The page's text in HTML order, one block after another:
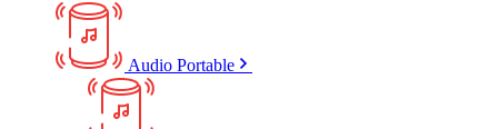
Audio Portable